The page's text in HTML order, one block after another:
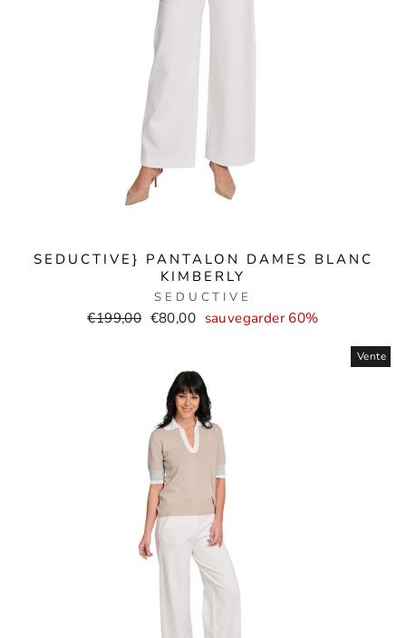
SEDUCTIVE} PANTALON DAMES BLANC
KIMBERLY
SEDUCTIVE
Prix
€199,00 Prix
vente
€80,00 sauvegarder 60%
Vente